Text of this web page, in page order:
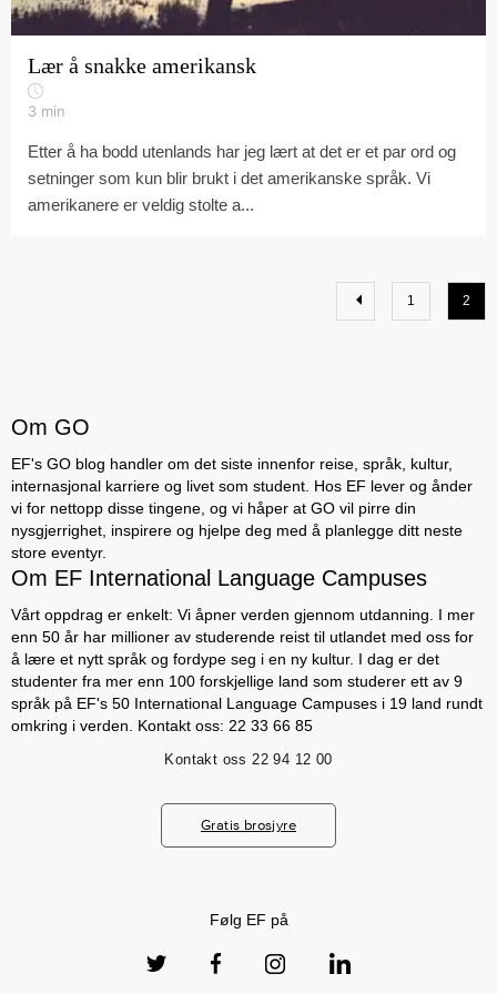
Lær å snakke amerikansk
3 min
Etter å ha bodd utenlands har jeg lært at det er et par ord og
setninger som kun blir brukt i det amerikanske språk. Vi
amerikanere er veldig stolte a...
1 2
Om GO
EF's GO blog handler om det siste innenfor reise, språk, kultur,
internasjonal karriere og livet som student. Hos EF lever og ånder
vi for nettopp disse tingene, og vi håper at GO vil pirre din
nysgjerrighet, inspirere og hjelpe deg med å planlegge ditt neste
store eventyr.
Om EF International Language Campuses
Vårt oppdrag er enkelt: Vi åpner verden gjennom utdanning. I mer
enn 50 år har millioner av studerende reist til utlandet med oss for
å lære et nytt språk og fordype seg i en ny kultur. I dag er det
studenter fra mer enn 100 forskjellige land som studerer ett av 9
språk på EF's 50 International Language Campuses i 19 land rundt
omkring i verden. Kontakt oss: 22 33 66 85
Kontakt oss 22 94 12 00
Gratis brosjyre
Følg EF på